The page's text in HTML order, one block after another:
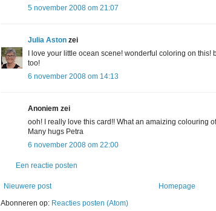
5 november 2008 om 21:07
Julia Aston zei
I love your little ocean scene! wonderful coloring on
too!
6 november 2008 om 14:13
Anoniem zei
ooh! I really love this card!! What an amaizing colouring
Many hugs Petra
6 november 2008 om 22:00
Een reactie posten
Nieuwere post
Homepage
Abonneren op: Reacties posten (Atom)